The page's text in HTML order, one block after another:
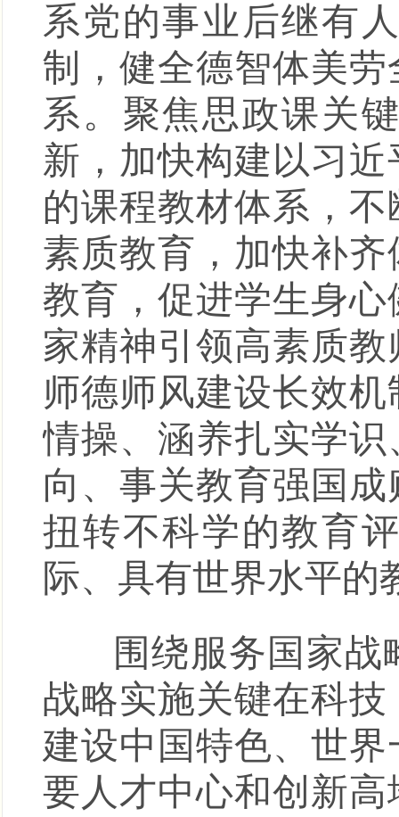
系党的事业后继有
制，健全德智体美
系。聚焦思政课关
新，加快构建以习
的课程教材体系，
素质教育，加快补
教育，促进学生身
家精神引领高素质
师德师风建设长效
情操、涵养扎实学
向、事关教育强国
扭转不科学的教育
际、具有世界水平的
围绕服务国家战
战略实施关键在科
建设中国特色、世
要人才中心和创新